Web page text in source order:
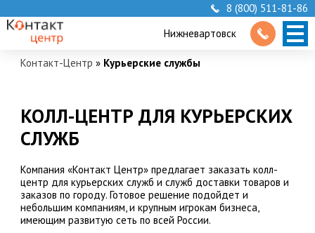
8 (800) 511-81-86
Нижневартовск
Контакт-Центр » Курьерские службы
КОЛЛ-ЦЕНТР ДЛЯ КУРЬЕРСКИХ
СЛУЖБ
Компания «Контакт Центр» предлагает заказать колл-
центр для курьерских служб и служб доставки товаров и
заказов по городу. Готовое решение подойдет и
небольшим компаниям, и крупным игрокам бизнеса,
имеющим развитую сеть по всей России.